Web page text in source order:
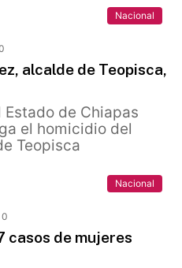
Nacional
alcalde de Teopisca,
de Chiapas
el homicidio del
Teopisca
Nacional
0
casos de mujeres